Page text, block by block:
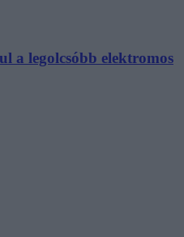
a legolcsóbb elektromos